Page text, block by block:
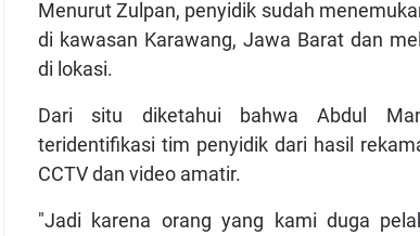
Menurut Zulpan, penyidik sudah
di kawasan Karawang, Jawa Barat dan
di lokasi.
Dari situ diketahui bahwa Abdul
teridentifikasi tim penyidik dari hasil
CCTV dan video amatir.
"Jadi karena orang yang kami duga